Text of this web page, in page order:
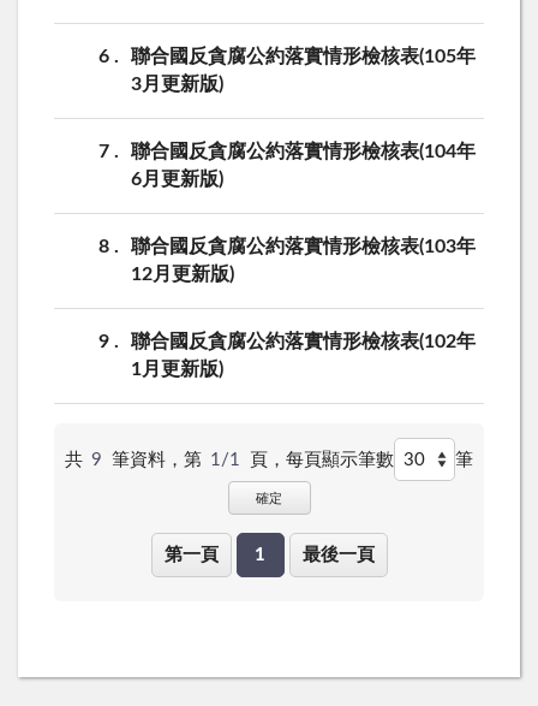
6
聯合國反貪腐公約落實情形檢核表(105年
3月更新版)
7
聯合國反貪腐公約落實情形檢核表(104年
6月更新版)
8
聯合國反貪腐公約落實情形檢核表(103年
12月更新版)
9
聯合國反貪腐公約落實情形檢核表(102年
1月更新版)
共 9 筆資料，第 1/1 頁， 每頁顯示筆數 筆
確定
第一頁 1 最後一頁